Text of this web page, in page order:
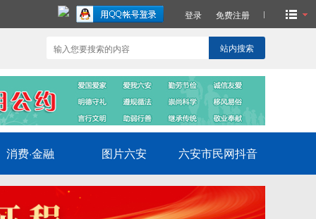
登录 免费注册
站内搜索
消费·金融 图片六安 六安市民网抖音